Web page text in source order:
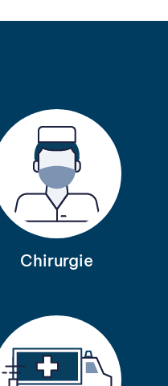
Chirurgie